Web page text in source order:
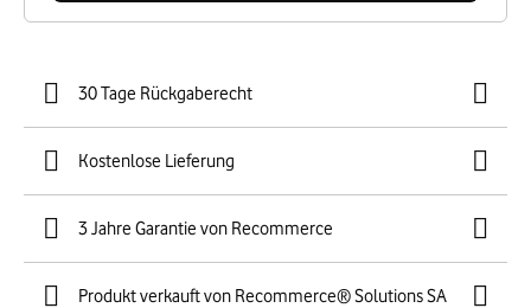
30 Tage Rückgaberecht
Kostenlose Lieferung
3 Jahre Garantie von Recommerce
Produkt verkauft von Recommerce® Solutions SA